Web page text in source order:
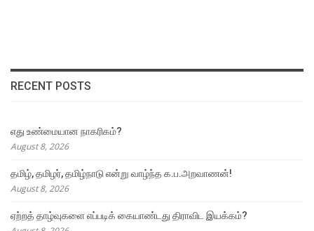
RECENT POSTS
எது உண்மையான நாகரிகம்?
August 8, 2026
தமிழ், தமிழர், தமிழ்நாடு என்று வாழ்ந்த க.ப.அறவாணன்!
August 8, 2026
ஏற்றத் தாழ்வுகளை எப்படிக் கையாண்டது திராவிட இயக்கம்?